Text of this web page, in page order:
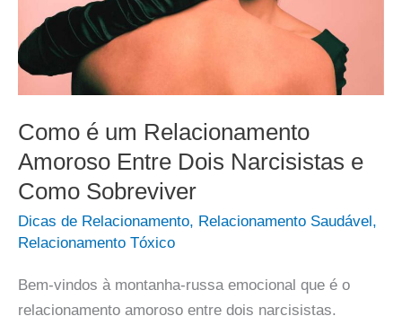
Como é um Relacionamento
Amoroso Entre Dois Narcisistas e
Como Sobreviver
Dicas de Relacionamento, Relacionamento Saudável ,
Relacionamento Tóxico
Bem-vindos à montanha-russa emocional que é o
relacionamento amoroso entre dois narcisistas.